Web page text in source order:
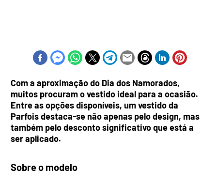
Com a aproximação do Dia dos Namorados,
muitos procuram o vestido ideal para a ocasião.
Entre as opções disponíveis, um vestido da
Parfois destaca-se não apenas pelo design, mas
também pelo desconto significativo que está a
ser aplicado.
Sobre o modelo